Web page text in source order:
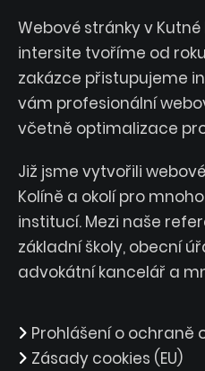
Webové stránky v
intersite tvoříme od roku
zakázce přistupujeme
vám profesionální
včetně optimalizace
Již jsme vytvořili
Kolíně a okolí pro
institucí. Mezi naše
základní školy, obecní
advokátní kancelář a
Prohlášení o ochraně
Zásady cookies (EU)